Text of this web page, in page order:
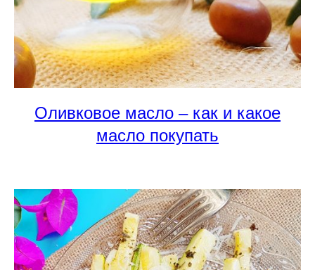
Оливковое масло – как и какое
масло покупать